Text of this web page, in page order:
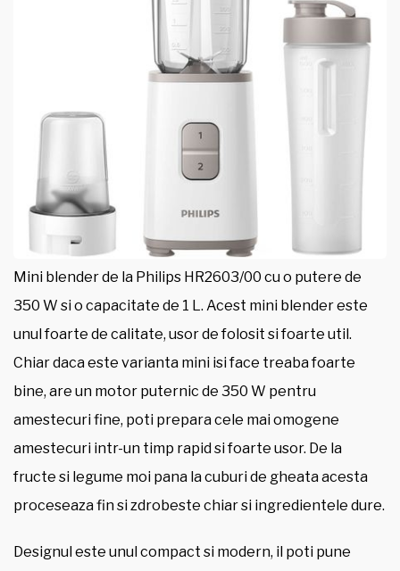
Mini blender de la Philips HR2603/00 cu o putere de
350 W si o capacitate de 1 L. Acest mini blender este
unul foarte de calitate, usor de folosit si foarte util.
Chiar daca este varianta mini isi face treaba foarte
bine, are un motor puternic de 350 W pentru
amestecuri fine, poti prepara cele mai omogene
amestecuri intr-un timp rapid si foarte usor. De la
fructe si legume moi pana la cuburi de gheata acesta
proceseaza fin si zdrobeste chiar si ingredientele dure.
Designul este unul compact si modern, il poti pune